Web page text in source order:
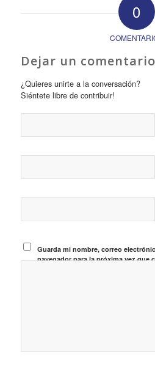
0
Dejar un comentario
¿Quieres unirte a la conversación?
Siéntete libre de contribuir!
Guarda mi nombre, correo
navegador para la próxima vez que